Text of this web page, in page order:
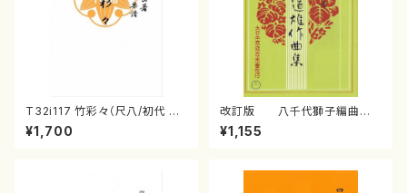
T32i117 竹彩々（尺八/初代 山
本邦山/尺八/都山式譜）都山流
公刊楽譜曲番:566
¥1,700
改訂版 八千代獅子編曲
（編曲八千代獅子）(/宮城道
雄/楽譜）
¥1,155